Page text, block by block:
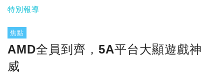
特別報導
焦點
AMD全員到齊，5A平台大顯遊戲神
威